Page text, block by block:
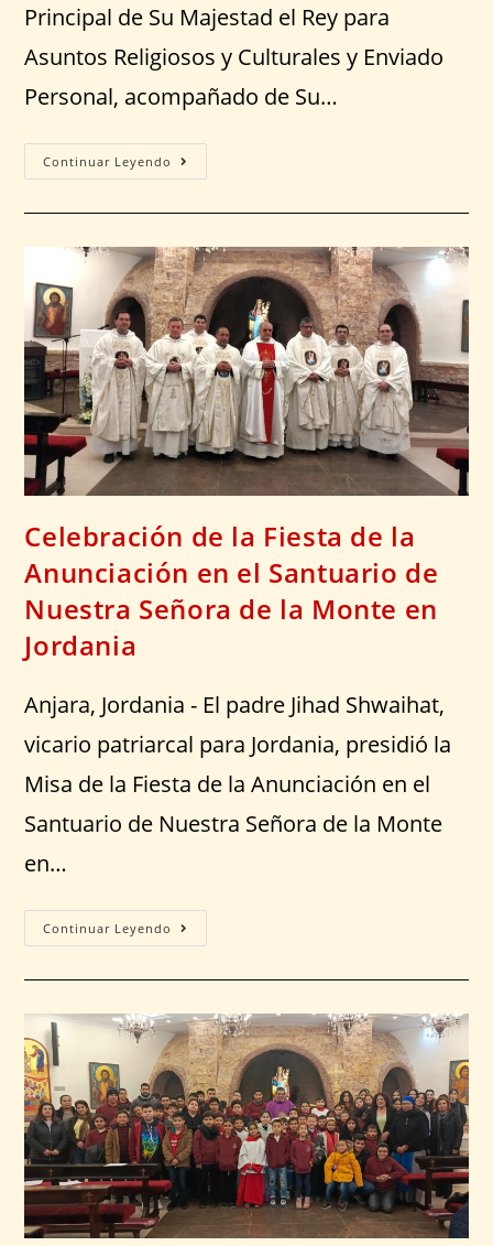
Principal de Su Majestad el Rey para
Asuntos Religiosos y Culturales y Enviado
Personal, acompañado de Su…
Continuar Leyendo
Celebración de la Fiesta de la
Anunciación en el Santuario de
Nuestra Señora de la Monte en
Jordania
Anjara, Jordania - El padre Jihad Shwaihat,
vicario patriarcal para Jordania, presidió la
Misa de la Fiesta de la Anunciación en el
Santuario de Nuestra Señora de la Monte
en…
Continuar Leyendo